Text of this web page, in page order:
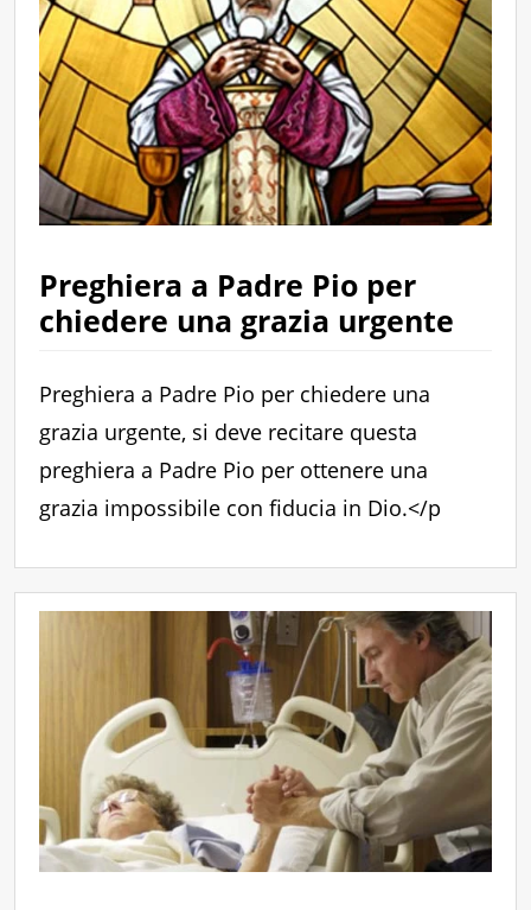
Preghiera a Padre Pio per
chiedere una grazia urgente
Preghiera a Padre Pio per chiedere una
grazia urgente, si deve recitare questa
preghiera a Padre Pio per ottenere una
grazia impossibile con fiducia in Dio.</p